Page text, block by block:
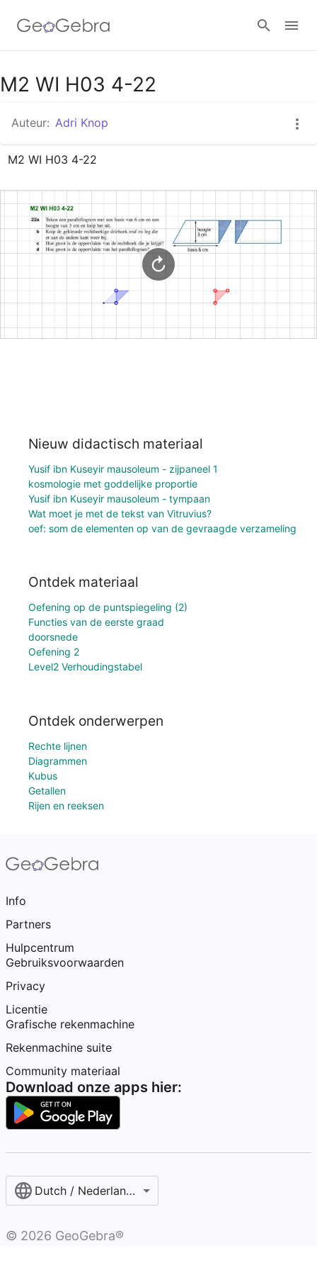
Google Classroom
GeoGebra Klaslokaal
M2 WI H03 4-22
Auteur: Adri Knop
M2 WI H03 4-22
Nieuw didactisch materiaal
Yusif ibn Kuseyir mausoleum - zijpaneel 1
kosmologie met goddelijke proportie
Yusif ibn Kuseyir mausoleum - tympaan
Wat moet je met de tekst van Vitruvius?
oef: som de elementen op van de gevraagde verzameling
Ontdek materiaal
Oefening op de puntspiegeling (2)
Functies van de eerste graad
doorsnede
Oefening 2
Level2 Verhoudingstabel
Ontdek onderwerpen
Rechte lijnen
Diagrammen
Kubus
Getallen
Rijen en reeksen
Info
Partners
Hulpcentrum
Gebruiksvoorwaarden
Privacy
Licentie
Grafische rekenmachine
Rekenmachine suite
Community materiaal
Download onze apps hier:
Dutch / Nederlands‎ (België)‎
© 2026 GeoGebra®